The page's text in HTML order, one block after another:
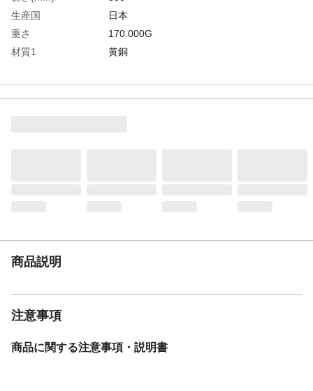
生産国
日本
重さ
170.000G
材質1
黄銅
商品説明
注意事項
商品に関する注意事項・説明書